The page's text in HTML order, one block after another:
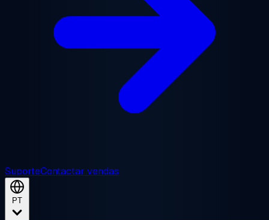
SuporteContactar vendas
PT